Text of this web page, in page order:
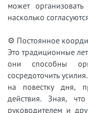
может
насколько
⚙ Постоянное
Это традиционные
они способны
сосредоточить
на повестку дня,
действия. Зная,
руководителем и